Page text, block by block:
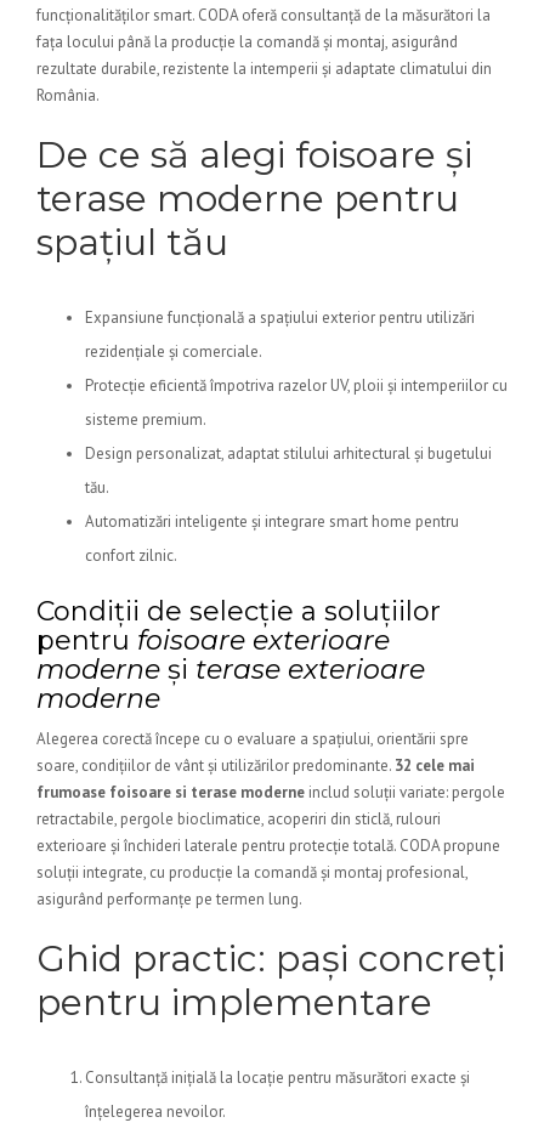
funcționalităților smart. CODA oferă consultanță de la măsurători la
fața locului până la producție la comandă și montaj, asigurând
rezultate durabile, rezistente la intemperii și adaptate climatului din
România.
De ce să alegi foisoare și
terase moderne pentru
spațiul tău
Expansiune funcțională a spațiului exterior pentru utilizări
rezidențiale și comerciale.
Protecție eficientă împotriva razelor UV, ploii și intemperiilor cu
sisteme premium.
Design personalizat, adaptat stilului arhitectural și bugetului
tău.
Automatizări inteligente și integrare smart home pentru
confort zilnic.
Condiții de selecție a soluțiilor
pentru foisoare exterioare
moderne și terase exterioare
moderne
Alegerea corectă începe cu o evaluare a spațiului, orientării spre
soare, condițiilor de vânt și utilizărilor predominante. 32 cele mai
frumoase foisoare si terase moderne includ soluții variate: pergole
retractabile, pergole bioclimatice, acoperiri din sticlă, rulouri
exterioare și închideri laterale pentru protecție totală. CODA propune
soluții integrate, cu producție la comandă și montaj profesional,
asigurând performanțe pe termen lung.
Ghid practic: pași concreți
pentru implementare
Consultanță inițială la locație pentru măsurători exacte și
înțelegerea nevoilor.